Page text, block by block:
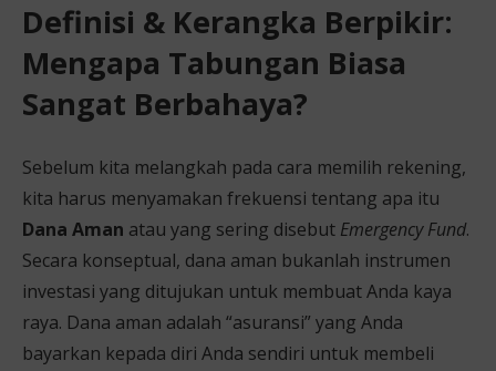
Definisi & Kerangka Berpikir:
Mengapa Tabungan Biasa
Sangat Berbahaya?
Sebelum kita melangkah pada cara memilih rekening,
kita harus menyamakan frekuensi tentang apa itu
Dana Aman atau yang sering disebut Emergency Fund.
Secara konseptual, dana aman bukanlah instrumen
investasi yang ditujukan untuk membuat Anda kaya
raya. Dana aman adalah “asuransi” yang Anda
bayarkan kepada diri Anda sendiri untuk membeli